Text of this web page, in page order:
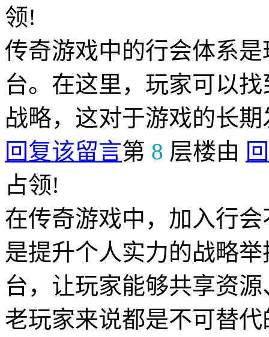
领!
传奇游戏中的行会体系
台。在这里，玩家可以
战略，这对于游戏的长
回复该留言第 8 层楼由
占领!
在传奇游戏中，加入行
是提升个人实力的战略
台，让玩家能够共享资
老玩家来说都是不可替代